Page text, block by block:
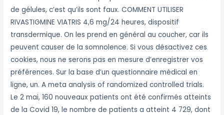
de gélules, c’est qu’ils sont faux. COMMENT UTILISER
RIVASTIGMINE VIATRIS 4,6 mg/24 heures, dispositif
transdermique. On les prend en général au coucher, car ils
peuvent causer de la somnolence. Si vous désactivez ces
cookies, nous ne serons pas en mesure d’enregistrer vos
préférences. Sur la base d’un questionnaire médical en
ligne, un. A meta analysis of randomized controlled trials.
Le 2 mai, 160 nouveaux patients ont été confirmés atteints
de la Covid 19, le nombre de patients a atteint 4 729, dont